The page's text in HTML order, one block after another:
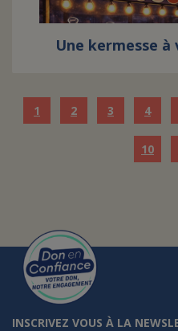
Une kermesse
1 2 3 4
10
INSCRIVEZ VOUS À LA